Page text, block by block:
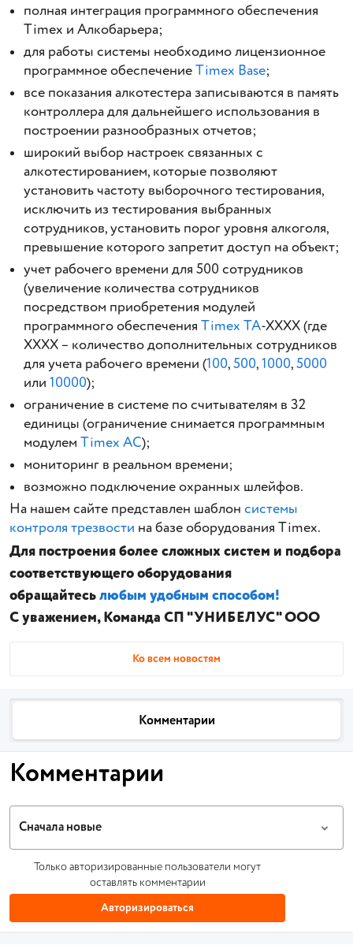
полная интеграция программного обеспечения
Timex и Алкобарьера;
для работы системы необходимо лицензионное
программное обеспечениеTimex Base;
все показания алкотестера записываются в память
контроллера для дальнейшего использования в
построении разнообразных отчетов;
широкий выбор настроек связанных с
алкотестированием, которые позволяют
установить частоту выборочного тестирования,
исключить из тестирования выбранных
сотрудников, установить порог уровня алкоголя,
превышение которого запретит доступ на объект;
учет рабочего времени для 500 сотрудников
(увеличение количества сотрудников
посредством приобретения модулей
программного обеспеченияTimex TA-XXXX (где
XXXX – количество дополнительных сотрудников
для учета рабочего времени (100,500,1000,5000
или10000);
ограничение в системе по считывателям в 32
единицы (ограничение снимается программным
модулемTimex AC);
мониторинг в реальном времени;
возможно подключение охранных шлейфов.
На нашем сайте представлен шаблонсистемы
контроля трезвости на базе оборудования Timex.
Для построения более сложных систем и подбора
соответствующего оборудования
обращайтесьлюбым удобным способом!
С уважением, Команда СП "УНИБЕЛУС" ООО
Ко всем новостям
Комментарии
Комментарии
Сначала новые
Только авторизированные пользователи могут
оставлять комментарии
Авторизироваться